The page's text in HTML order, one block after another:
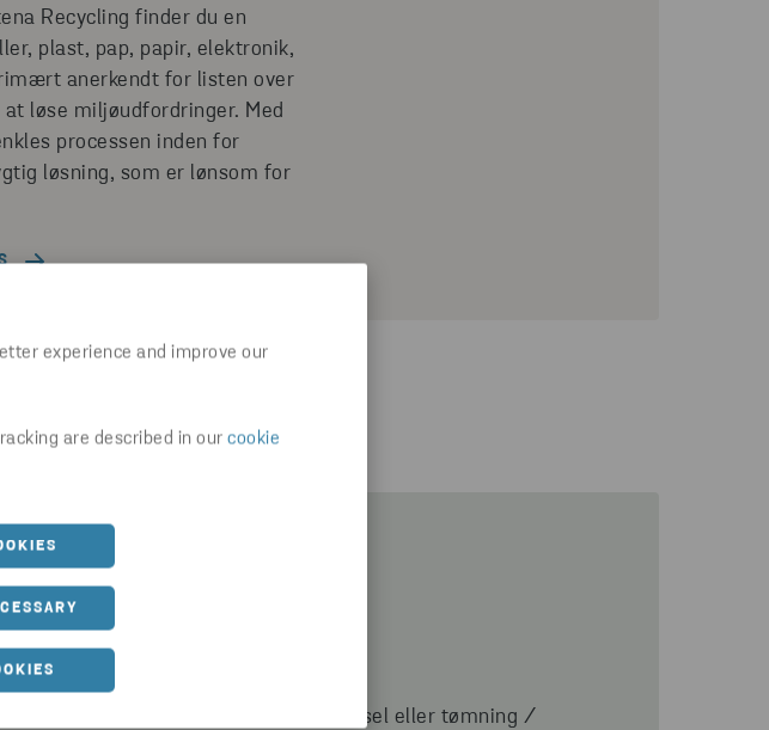
experience and improve our
are described in our cookie
Recycling finder du en
plast, pap, papir, elektronik,
anerkendt for listen over
løse miljøudfordringer. Med
processen inden for
løsning, som er lønsom for
KUNDESERVICE
Spørgsmål eller bestilling af kørsel eller tømning /